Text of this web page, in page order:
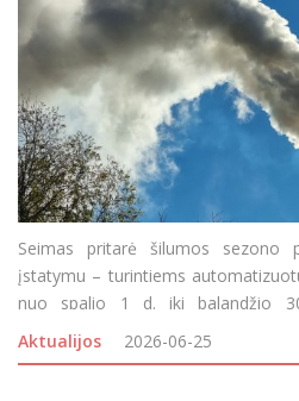
Seimas pritarė šilumos sezono
įstatymu – turintiems
nuo spalio 1 d. iki balandžio
neįsirengusių pastatų šildymo
priims savivaldybės. Seimas pr
Aktualijos 2026-06-25